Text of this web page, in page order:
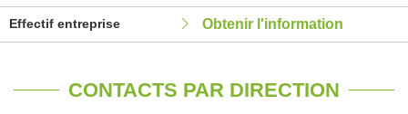
Effectif entreprise Obtenir l'information
CONTACTS PAR DIRECTION